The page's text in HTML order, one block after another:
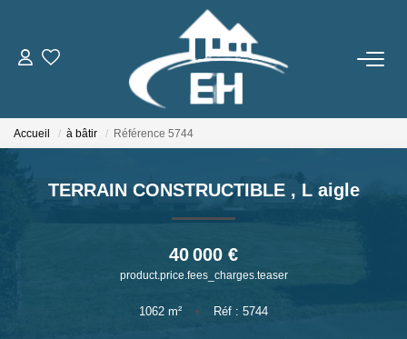
ACHETER
LOUER
Nos Biens
Gestion Locative
ESTIMER
Accueil à bâtir Référence 5744
TERRAIN CONSTRUCTIBLE , L aigle
40 000 €
product.price.fees_charges.teaser
1062 m² • Réf : 5744